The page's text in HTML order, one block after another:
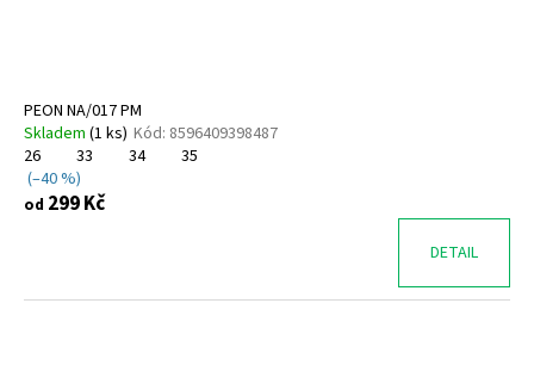
PEON NA/017 PM
Skladem (1 ks) Kód: 8596409398487
26
33 34
35
(–40 %)
od 299 Kč
DETAIL